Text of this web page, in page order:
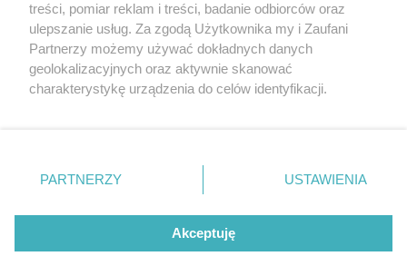
Zapisz się do newslettera
Dołącz do grona ludzi najlepiej poinformowanych!
Zapisz się »
treści, pomiar reklam i treści, badanie odbiorców oraz
ulepszanie usług. Za zgodą Użytkownika my i Zaufani
Partnerzy możemy używać dokładnych danych
geolokalizacyjnych oraz aktywnie skanować
charakterystykę urządzenia do celów identyfikacji.
zmienić/wycofać klikając przycisk ustawień prywatności
znajdujący się w lewym dolnym rogu strony
. Niektóre
użytkownika, ale masz prawo sprzeciwić się takiemu
przetwarzaniu. Preferencje będą miały zastosowania tylko
PARTNERZY USTAWIENIA
Akceptuję